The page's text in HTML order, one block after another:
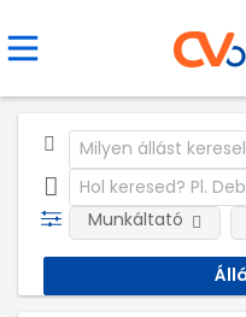
Munkáltató